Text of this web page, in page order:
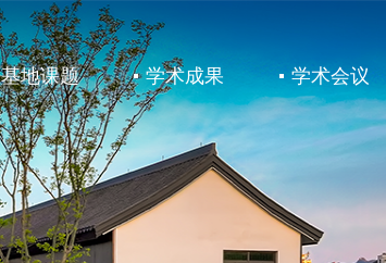
基地课题 学术成果 学术会议